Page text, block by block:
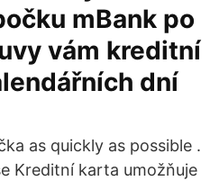
mBank po
vám kreditní
dní
as quickly as possible .
Kreditní karta umožňuje